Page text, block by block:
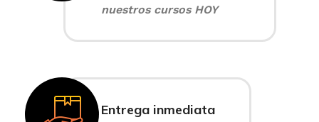
nuestros cursos HOY
Entrega inmediata